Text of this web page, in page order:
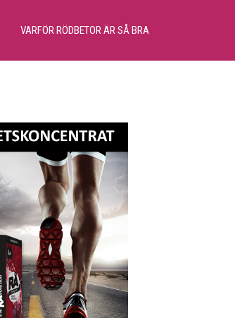
VARFÖR RÖDBETOR ÄR SÅ BRA